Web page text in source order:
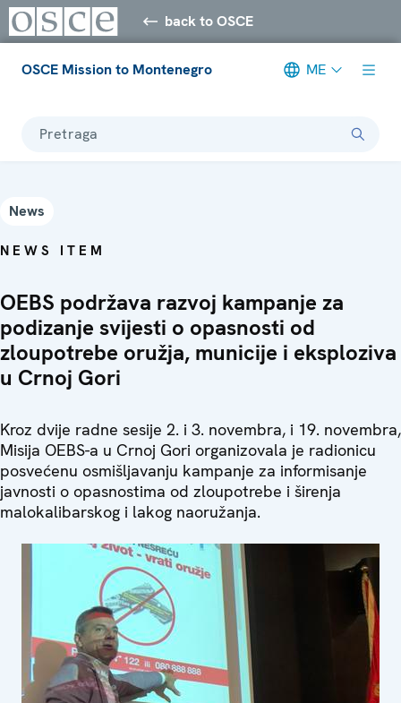
back to OSCE
OSCE Mission to Montenegro ME
Pretraga
News
NEWS ITEM
OEBS podržava razvoj kampanje za
podizanje svijesti o opasnosti od
zloupotrebe oružja, municije i eksploziva
u Crnoj Gori
Kroz dvije radne sesije 2. i 3. novembra, i 19. novembra,
Misija OEBS-a u Crnoj Gori organizovala je radionicu
posvećenu osmišljavanju kampanje za informisanje
javnosti o opasnostima od zloupotrebe i širenja
malokalibarskog i lakog naoružanja.